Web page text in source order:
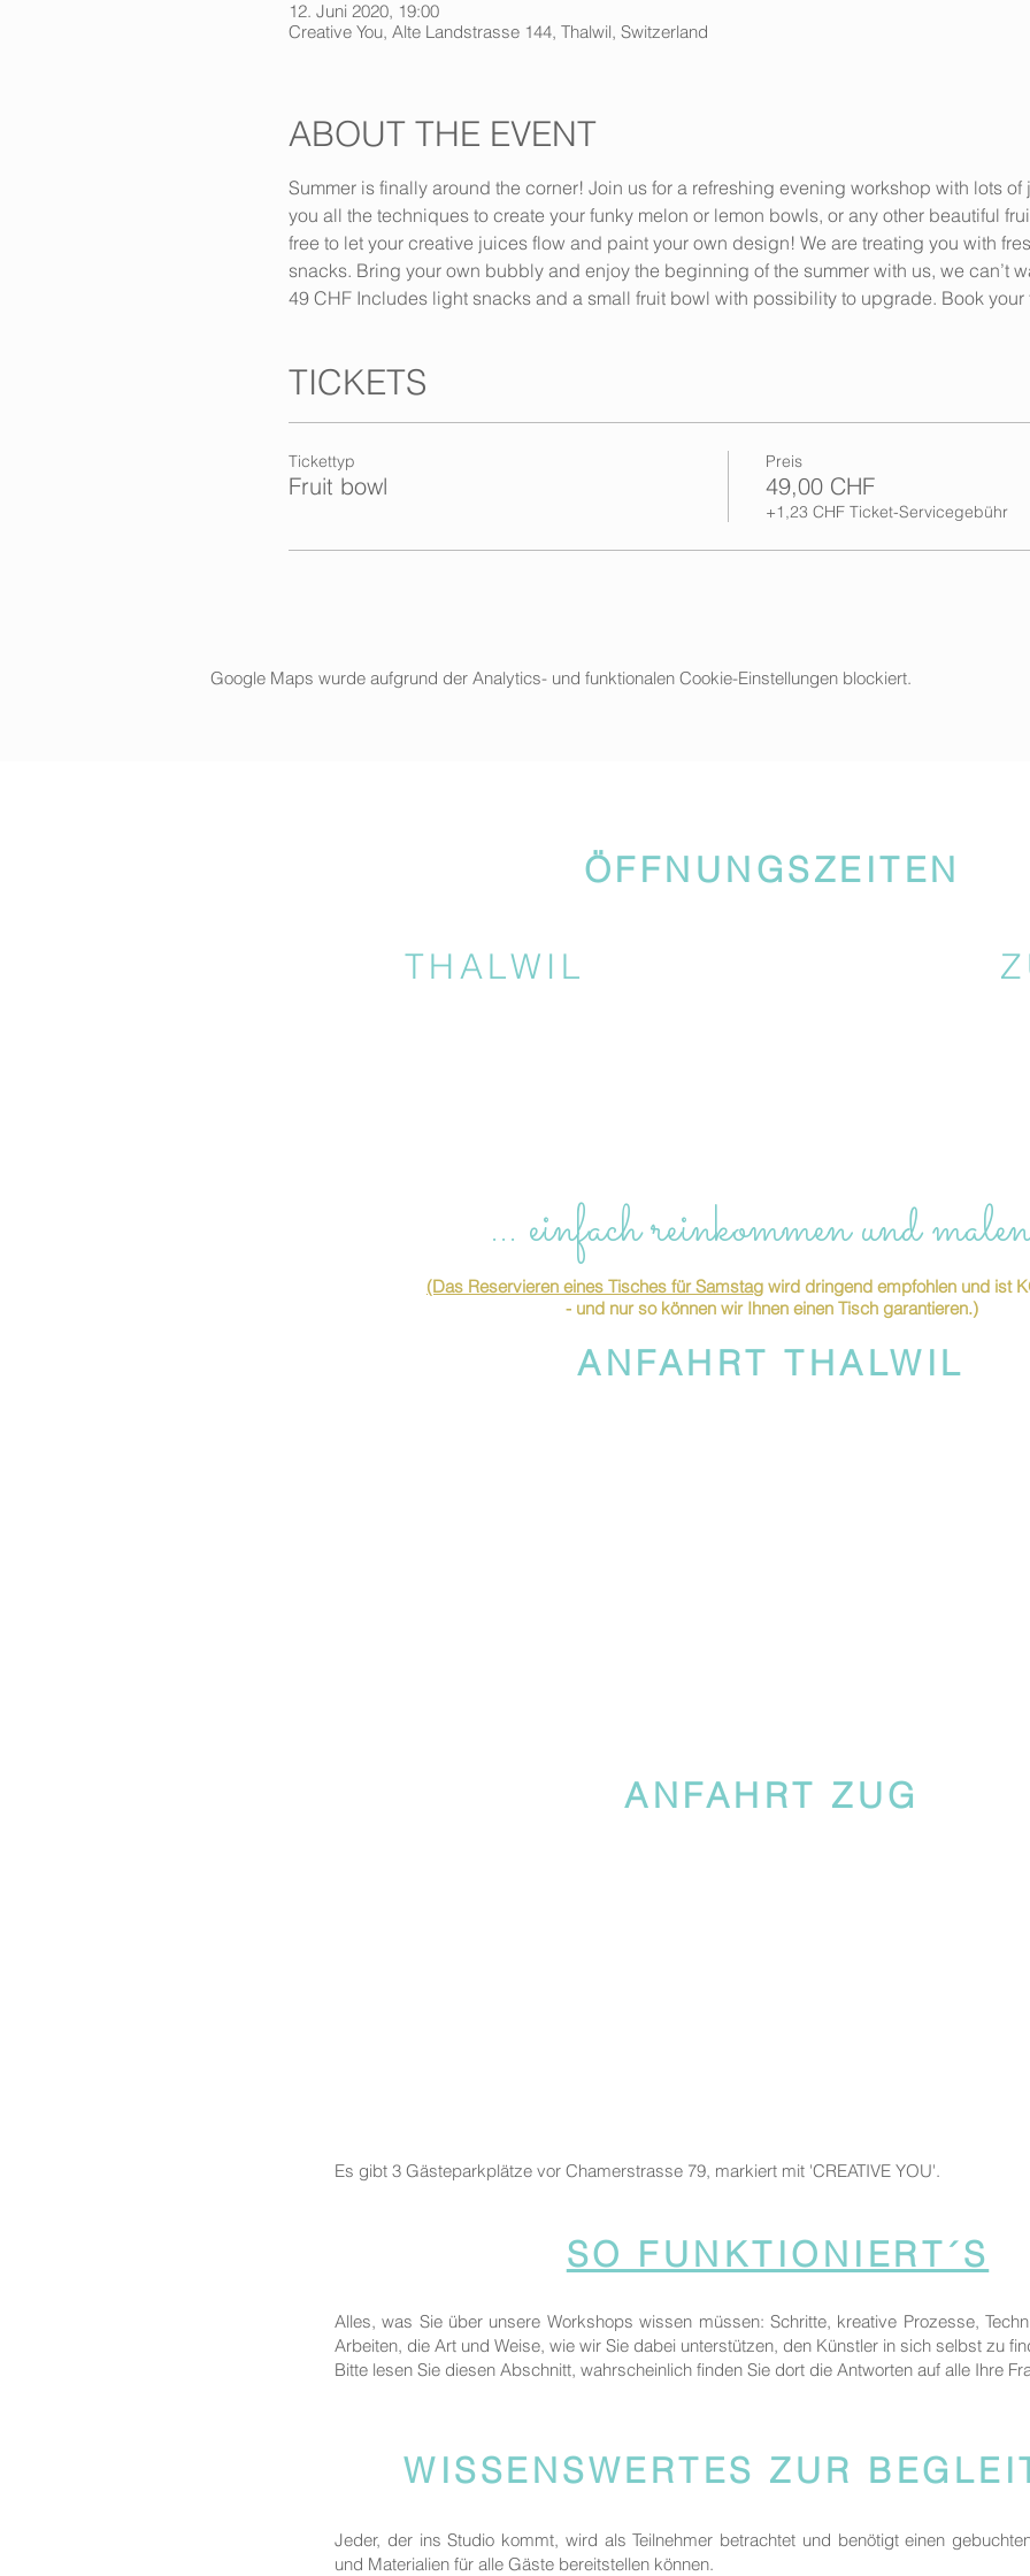
12. Juni 2020, 19:00
Creative You, Alte Landstrasse 144, Thalwil, Switzerland
ABOUT THE EVENT
Summer is finally around the corner! Join us for a refreshing evening workshop with lots
you all the techniques to create your funky melon or lemon bowls, or any other beautiful
free to let your creative juices flow and paint your own design! We are treating you with
snacks. Bring your own bubbly and enjoy the beginning of the summer with us, we can’t
49 CHF Includes light snacks and a small fruit bowl with possibility to upgrade. Book your
TICKETS
Tickettyp
Fruit bowl
Preis
49,00 CHF
+1,23 CHF Ticket-Servicegebühr
Google Maps wurde aufgrund der Analytics- und funktionalen Cookie-Einstellungen blockiert.
ÖFFNUNGSZEITEN
THALWIL
ANFAHRT THALWIL
… einfach reinkommen und
(Das Reservieren eines Tisches für Samstag wird dringend empfohlen und ist
- und nur so können wir Ihnen einen Tisch garantieren.)
ANFAHRT ZUG
Es gibt 3 Gästeparkplätze vor Chamerstrasse 79, markiert mit 'CREATIVE YOU'.
SO FUNKTIONIERT´S
Alles, was Sie über unsere Workshops wissen müssen: Schritte, kreative Prozesse,
Arbeiten, die Art und Weise, wie wir Sie dabei unterstützen, den Künstler in sich selbst zu
Bitte lesen Sie diesen Abschnitt, wahrscheinlich finden Sie dort die Antworten auf alle Ihre
WISSENSWERTES ZUR
Jeder, der ins Studio kommt, wird als Teilnehmer betrachtet und benötigt einen
und Materialien für alle Gäste bereitstellen können.